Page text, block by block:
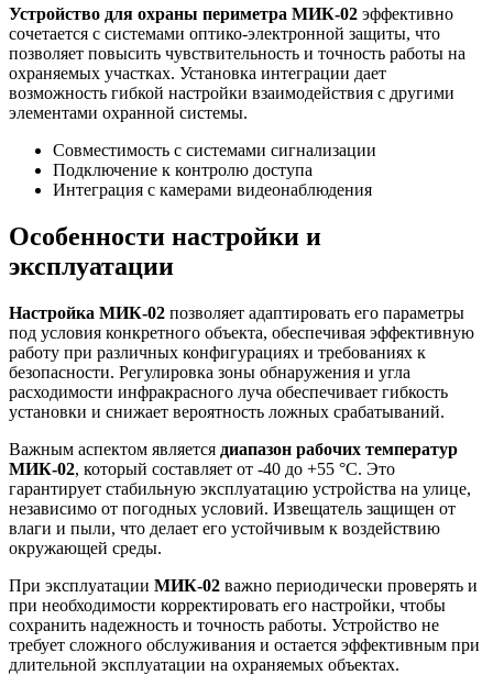
Устройство для охраны периметра МИК-02 эффективно
сочетается с системами оптико-электронной защиты, что
позволяет повысить чувствительность и точность работы на
охраняемых участках. Установка интеграции дает
возможность гибкой настройки взаимодействия с другими
элементами охранной системы.
Совместимость с системами сигнализации
Подключение к контролю доступа
Интеграция с камерами видеонаблюдения
Особенности настройки и
эксплуатации
Настройка МИК-02 позволяет адаптировать его параметры
под условия конкретного объекта, обеспечивая эффективную
работу при различных конфигурациях и требованиях к
безопасности. Регулировка зоны обнаружения и угла
расходимости инфракрасного луча обеспечивает гибкость
установки и снижает вероятность ложных срабатываний.
Важным аспектом является диапазон рабочих температур
МИК-02, который составляет от -40 до +55 °C. Это
гарантирует стабильную эксплуатацию устройства на улице,
независимо от погодных условий. Извещатель защищен от
влаги и пыли, что делает его устойчивым к воздействию
окружающей среды.
При эксплуатации МИК-02 важно периодически проверять и
при необходимости корректировать его настройки, чтобы
сохранить надежность и точность работы. Устройство не
требует сложного обслуживания и остается эффективным при
длительной эксплуатации на охраняемых объектах.